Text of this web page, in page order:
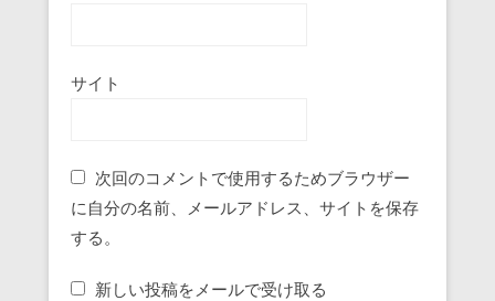
サイト
次回のコメントで使用するためブラウザー
に自分の名前、メールアドレス、サイトを保存
する。
新しい投稿をメールで受け取る